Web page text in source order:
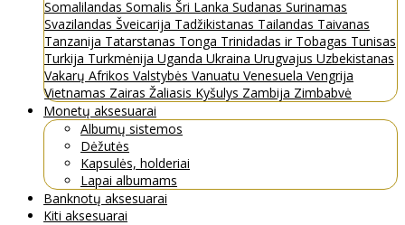
Somalilandas Somalis Šri Lanka Sudanas Surinamas
Svazilandas Šveicarija Tadžikistanas Tailandas Taivanas
Tanzanija Tatarstanas Tonga Trinidadas ir Tobagas Tunisas
Turkija Turkmėnija Uganda Ukraina Urugvajus Uzbekistanas
Vakarų Afrikos Valstybės Vanuatu Venesuela Vengrija
Vietnamas Zairas Žaliasis Kyšulys Zambija Zimbabvė
Monetų aksesuarai
Albumų sistemos
Dėžutės
Kapsulės, holderiai
Lapai albumams
Banknotų aksesuarai
Kiti aksesuarai